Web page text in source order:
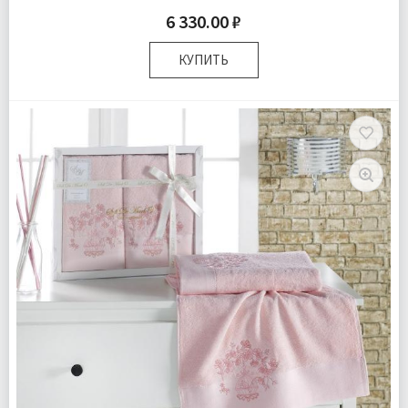
6 330.00 ₽
КУПИТЬ
Полотенца 2 шт
Махра
Доставка:
Бесплатно